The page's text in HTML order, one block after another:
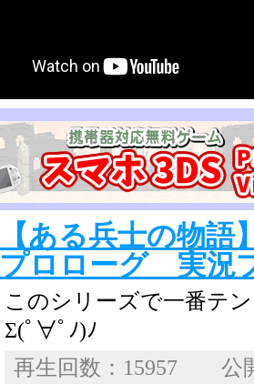
【ある兵士の物
プロローグ 実況
このシリーズで一番テ
Σ(ﾟ∀ﾟﾉ)ﾉ
再生回数：15957 公